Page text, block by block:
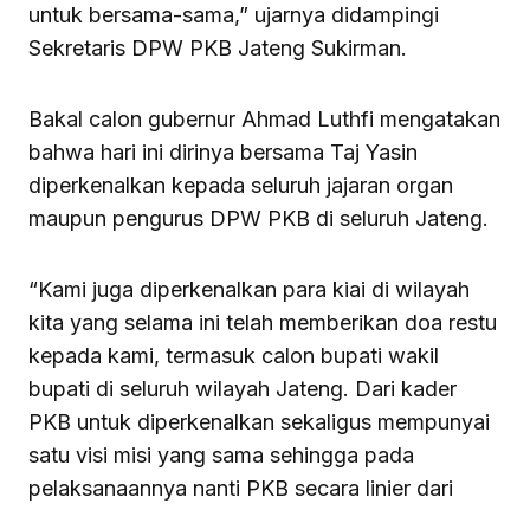
untuk bersama-sama,” ujarnya didampingi
Sekretaris DPW PKB Jateng Sukirman.
Bakal calon gubernur Ahmad Luthfi mengatakan
bahwa hari ini dirinya bersama Taj Yasin
diperkenalkan kepada seluruh jajaran organ
maupun pengurus DPW PKB di seluruh Jateng.
“Kami juga diperkenalkan para kiai di wilayah
kita yang selama ini telah memberikan doa restu
kepada kami, termasuk calon bupati wakil
bupati di seluruh wilayah Jateng. Dari kader
PKB untuk diperkenalkan sekaligus mempunyai
satu visi misi yang sama sehingga pada
pelaksanaannya nanti PKB secara linier dari